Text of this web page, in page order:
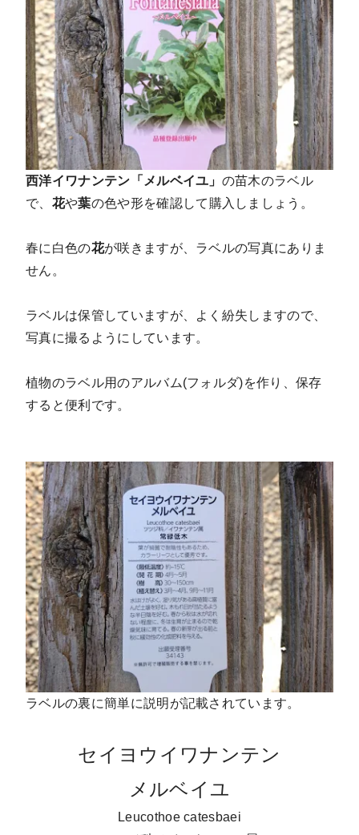
西洋イワナンテン「メルベイユ」 の苗木のラベル
で、 花や葉の色や形を確認して購入しましょう。
春に白色の花が咲きますが、ラベルの写真にありま
せん。
ラベルは保管していますが、よく紛失しますので、
写真に撮るようにしています。
植物のラベル用のアルバム(フォルダ)を作り、保存
すると便利です。
ラベルの裏に簡単に説明が記載されています。
セイヨウイワナンテン
メルベイユ
Leucothoe catesbaei